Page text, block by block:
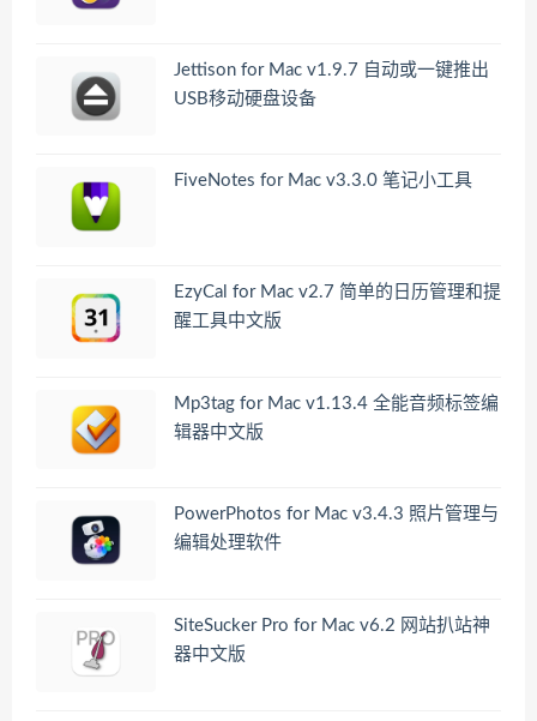
Jettison for Mac v1.9.7 自动或一键推出
USB移动硬盘设备
FiveNotes for Mac v3.3.0 笔记小工具
EzyCal for Mac v2.7 简单的日历管理和提
醒工具中文版
Mp3tag for Mac v1.13.4 全能音频标签编
辑器中文版
PowerPhotos for Mac v3.4.3 照片管理与
编辑处理软件
SiteSucker Pro for Mac v6.2 网站扒站神
器中文版